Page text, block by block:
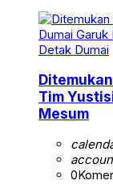
Detak Dumai
Tim
Mesum
0